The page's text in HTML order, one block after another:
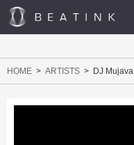
HOME ARTISTS DJ Mujava